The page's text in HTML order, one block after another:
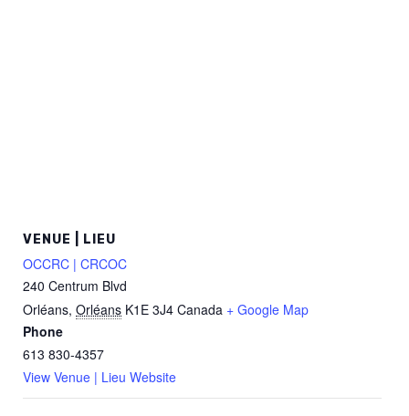
VENUE | LIEU
OCCRC | CRCOC
240 Centrum Blvd
Orléans, Orléans K1E 3J4 Canada + Google Map
Phone
613 830-4357
View Venue | Lieu Website